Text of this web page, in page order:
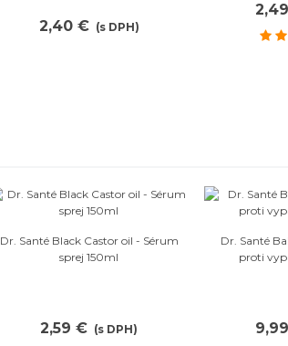
2,40 € (s DPH)
Obľúbené
Dr. Santé Black Castor oil - Sérum
sprej 150ml
2,59 € (s DPH)
Dr. Santé
proti